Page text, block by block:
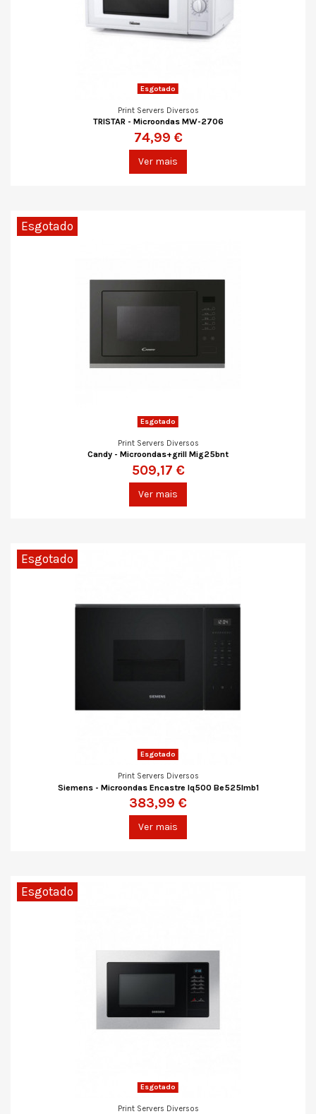
Esgotado
Print Servers Diversos
TRISTAR - Microondas MW-2706
74,99 €
Ver mais
Esgotado
Esgotado
Print Servers Diversos
Candy - Microondas+grill Mig25bnt
509,17 €
Ver mais
Esgotado
Esgotado
Print Servers Diversos
Siemens - Microondas Encastre Iq500 Be525lmb1
383,99 €
Ver mais
Esgotado
Esgotado
Print Servers Diversos